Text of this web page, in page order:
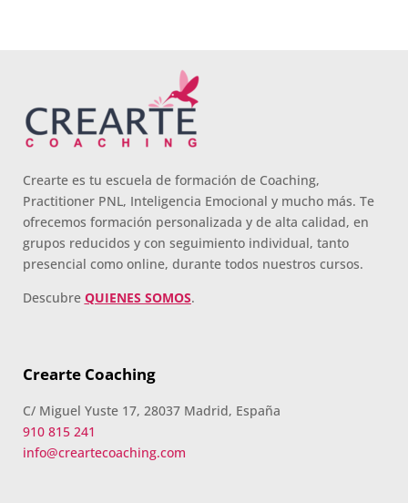
Crearte es tu escuela de formación de Coaching,
Practitioner PNL, Inteligencia Emocional y mucho más. Te
ofrecemos formación personalizada y de alta calidad, en
grupos reducidos y con seguimiento individual, tanto
presencial como online, durante todos nuestros cursos.
Descubre QUIENES SOMOS.
Crearte Coaching
C/ Miguel Yuste 17, 28037 Madrid, España
910 815 241
info@creartecoaching.com